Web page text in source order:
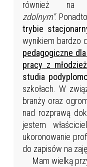
również
zdolnym".
trybie
wynikiem bardzo
pedagogiczne
pracy z
studia
szkołach. W
branży oraz
nad rozprawą
jestem
ukoronowanie
do zapisów na
Mam wielką